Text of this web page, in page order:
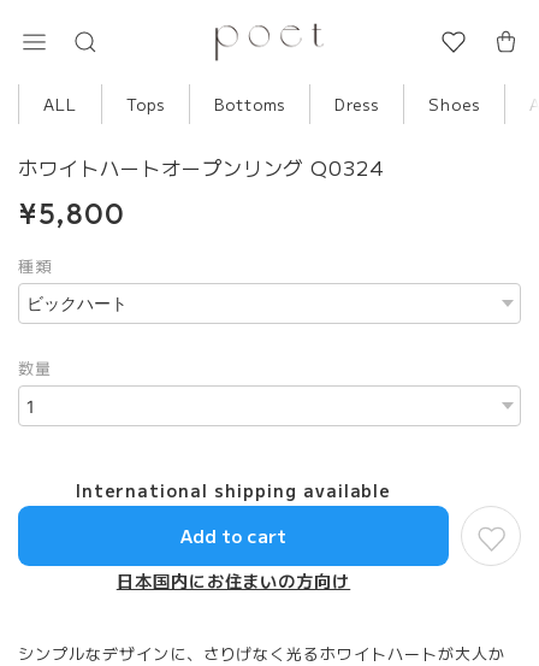
ALL Tops Bottoms Dress Shoes
ホワイトハートオープンリング Q0324
¥5,800
種類
数量
International shipping available
Add to cart
日本国内にお住まいの方向け
シンプルなデザインに、さりげなく光るホワイトハートが大人か